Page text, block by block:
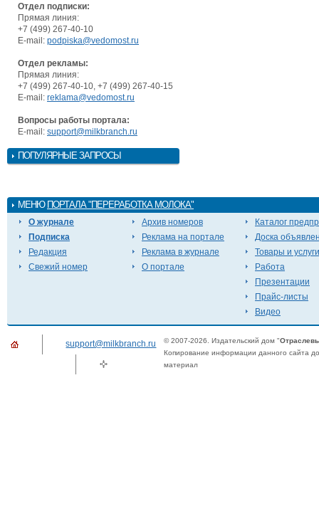
Отдел подписки:
Прямая линия:
+7 (499) 267-40-10
E-mail: podpiska@vedomost.ru
Отдел рекламы:
Прямая линия:
+7 (499) 267-40-10, +7 (499) 267-40-15
E-mail: reklama@vedomost.ru
Вопросы работы портала:
E-mail: support@milkbranch.ru
ПОПУЛЯРНЫЕ ЗАПРОСЫ
МЕНЮ ПОРТАЛА "ПЕРЕРАБОТКА МОЛОКА"
О журнале
Подписка
Редакция
Свежий номер
Архив номеров
Реклама на портале
Реклама в журнале
О портале
Каталог
Доска
Товары и услуги
Работа
Презентации
Прайс-листы
Видео
support@milkbranch.ru © 2007-2026. Издательский дом "
Копирование информации данного сайта
материал